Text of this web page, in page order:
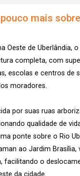
mais
Oeste de Uberlândia,
completa, com
escolas e centros de
moradores.
por suas ruas
qualidade de
ponte sobre o Rio
ao Jardim Brasília,
facilitando o
da cidade.